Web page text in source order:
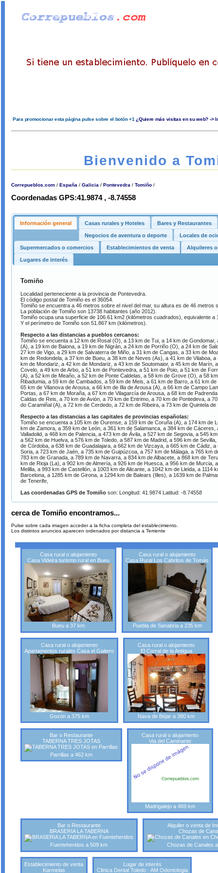
Para promocionar esta página pulse sobre el botón +1 ¿Quiere más visitas en su web? ->
Bienvenido a
Correpueblos.com / España / Galicia / Pontevedra / Tomiño /
Coordenadas GPS:41.9874 , -8.74558
Información general Casas rurales y Hoteles Bares y Restaurantes
Negocios de aventura o deporte Locales de
Supermercados o comercios Establecimientos de venta Alquileres
Lugares de interés
Tomiño
Localidad perteneciente a la provincia de Pontevedra.
El código postal de Tomiño es el 36054.
Tomiño se encuentra a 46 metros sobre el nivel del mar, su altura es de 46 metros
La población de Tomiño son 13738 habitantes (año 2012).
Tomiño ocupa una superficie de 106.61 km2 (kilómetros cuadrados), equivalente a
Y el perímetro de Tomiño son 51.867 km (kilómetros).
Respecto a las distancias a pueblos cercanos:
Tomiño se encuenta a 12 km de Rosal (O), a 13 km de Tui, a 14 km de
(A), a 19 km de Baiona, a 19 km de Nigrán, a 24 km de Porriño (O), a 24 km de
27 km de Vigo, a 29 km de Salvaterra de Miño, a 31 km de Cangas, a 33 km de
km de Redondela, a 37 km de Bueu, a 38 km de Neves (As), a 41 km de Vilaboa,
km de Mondariz, a 42 km de Mondariz, a 43 km de Soutomaior, a 45 km de Marín,
Covelo, a 49 km de Arbo, a 51 km de Pontevedra, a 51 km de Poio, a 51 km de
(A), a 52 km de Meaño, a 52 km de Ponte Caldelas, a 58 km de Grove (O), a 58
Ribadumia, a 59 km de Cambados, a 59 km de Meis, a 61 km de Barro, a 61 km
65 km de Vilanova de Arousa, a 66 km de Illa de Arousa (A), a 66 km de Campo
Portas, a 67 km de Moraña, a 67 km de Vilagarcía de Arousa, a 68 km de
Caldas de Reis, a 70 km de Avión, a 70 km de Entrimo, a 70 km de Pontedeva, a
do Caramiñal (A), a 72 km de Cerdedo, a 72 km de Ribeira, a 73 km de Quintela
Respecto a las distancias a las capitales de provincias españolas:
Tomiño se encuenta a 105 km de Ourense, a 159 km de Coruña (A), a 174 km de
km de Zamora, a 359 km de León, a 361 km de Salamanca, a 384 km de Cáceres,
Valladolid, a 468 km de Palencia, a 473 km de Ávila, a 527 km de Segovia, a 545
a 562 km de Huelva, a 576 km de Toledo, a 587 km de Madrid, a 596 km de
de Córdoba, a 638 km de Guadalajara, a 662 km de Vizcaya, a 665 km de Cádiz,
Soria, a 723 km de Jaén, a 735 km de Guipúzcoa, a 757 km de Málaga, a 765 km
783 km de Granada, a 789 km de Navarra, a 834 km de Albacete, a 868 km de
km de Rioja (La), a 902 km de Almería, a 926 km de Huesca, a 956 km de Murcia,
Melilla, a 993 km de Castellón, a 1003 km de Alicante, a 1042 km de Lleida, a 1114
Barcelona, a 1285 km de Girona, a 1294 km de Balears (Illes), a 1639 km de
de Tenerife,
Las coordenadas GPS de Tomiño son: Longitud: 41.9874 Latitud: -8.74558
cerca de Tomiño encontramos...
Pulse sobre cada imagen acceder a la ficha completa del establecimiento.
Los distintos anuncios aparecen ordenados por distancia a Terriente
Casa rural o alojamiento
Casa Videira turismo rural en Bueu
Bueu a 37 km
Casa rural o alojamiento
Casa Rural Los Cabritos de Tomás
Puebla de Sanabria a 235 km
Casa rural o alojamiento
Apartamentos rurales Casa el Gaitero
Gozón a 375 km
Casa rural o alojamiento
El Corral de la Antigua
Nava de Béjar a 380 km
Bar o Restaurante
TABERNA TRES JOTAS
Parrillas a 462 km
Casa rural o alojamiento
Via del Caminante
Madrigalejo a 469 km
Bar o Restaurante
BRASERIA LA TABERNA
Fuenteheridos a 509 km
Alquiler o venta de
Chozas de
Chozas de Canales
Establecimiento de venta
Karmelas
Lugar de interés
Clinica Dental Toledo - AM Odontologia